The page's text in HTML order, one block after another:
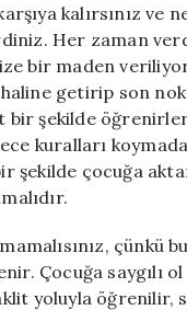
kalırsınız ve
Her zaman
bir maden
getirip son
bir şekilde
kuralları
şekilde çocuğa
çünkü
Çocuğa saygılı
yoluyla öğrenilir,